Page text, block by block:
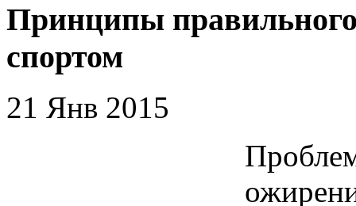
Принципы
спортом
21 Янв 2015